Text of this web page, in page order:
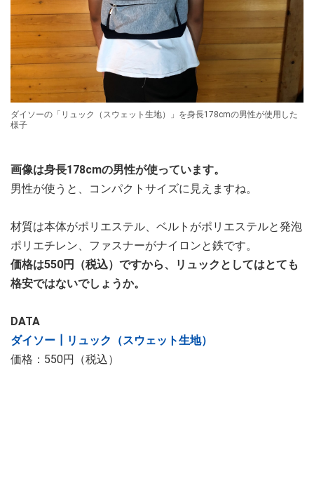
ダイソーの「リュック（スウェット生地）」を身長178cmの男性が使用した
様子
画像は身長178cmの男性が使っています。
男性が使うと、コンパクトサイズに見えますね。
材質は本体がポリエステル、ベルトがポリエステルと発泡
ポリエチレン、ファスナーがナイロンと鉄です。
価格は550円（税込）ですから、リュックとしてはとても
格安ではないでしょうか。
DATA
ダイソー┃リュック（スウェット生地）
価格：550円（税込）